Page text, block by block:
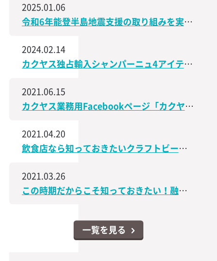
2025.01.06
令和6年能登半島地震支援の取り組みを実施、石川県で造られた日本酒の売上の一部を義援金として寄付
2024.02.14
カクヤス独占輸入シャンパーニュ4アイテムが、サクラアワード2024で受賞しました！
2021.06.15
カクヤス業務用Facebookページ「カクヤス飲食店ナビ」を開設しました！
2021.04.20
飲食店なら知っておきたいクラフトビールの世界│飲食店なんでもスクエア
2021.03.26
この時期だからこそ知っておきたい！融資・資金調達に関するコンテンツをアップしました│飲食店なんでもスクエア
一覧を見る